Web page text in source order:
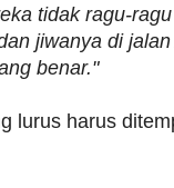
tidak ragu-
jiwanya di
benar."
lurus harus